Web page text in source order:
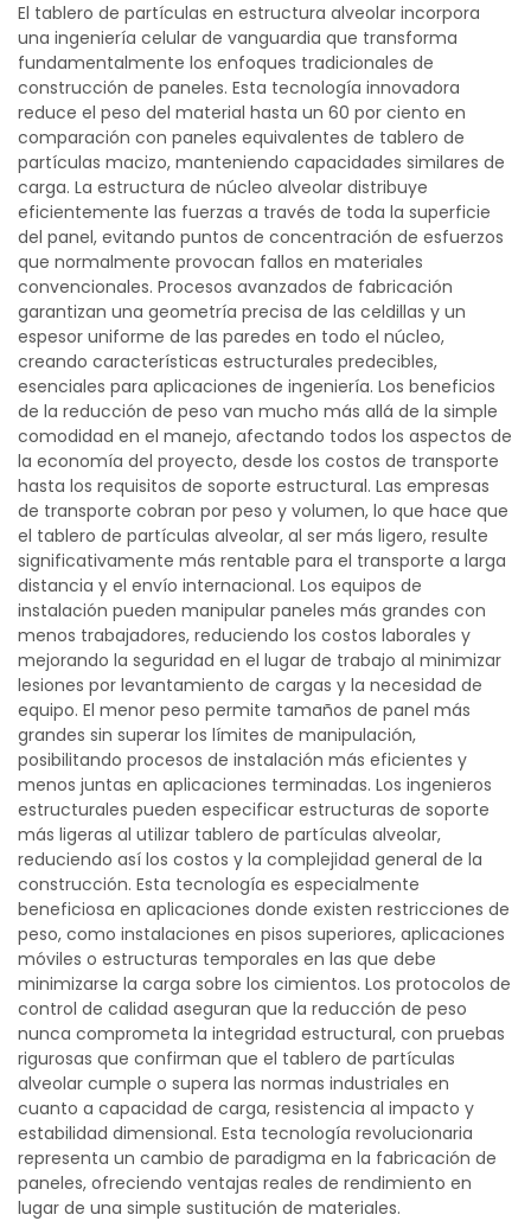
El tablero de partículas en estructura alveolar incorpora
una ingeniería celular de vanguardia que transforma
fundamentalmente los enfoques tradicionales de
construcción de paneles. Esta tecnología innovadora
reduce el peso del material hasta un 60 por ciento en
comparación con paneles equivalentes de tablero de
partículas macizo, manteniendo capacidades similares de
carga. La estructura de núcleo alveolar distribuye
eficientemente las fuerzas a través de toda la superficie
del panel, evitando puntos de concentración de esfuerzos
que normalmente provocan fallos en materiales
convencionales. Procesos avanzados de fabricación
garantizan una geometría precisa de las celdillas y un
espesor uniforme de las paredes en todo el núcleo,
creando características estructurales predecibles,
esenciales para aplicaciones de ingeniería. Los beneficios
de la reducción de peso van mucho más allá de la simple
comodidad en el manejo, afectando todos los aspectos de
la economía del proyecto, desde los costos de transporte
hasta los requisitos de soporte estructural. Las empresas
de transporte cobran por peso y volumen, lo que hace que
el tablero de partículas alveolar, al ser más ligero, resulte
significativamente más rentable para el transporte a larga
distancia y el envío internacional. Los equipos de
instalación pueden manipular paneles más grandes con
menos trabajadores, reduciendo los costos laborales y
mejorando la seguridad en el lugar de trabajo al minimizar
lesiones por levantamiento de cargas y la necesidad de
equipo. El menor peso permite tamaños de panel más
grandes sin superar los límites de manipulación,
posibilitando procesos de instalación más eficientes y
menos juntas en aplicaciones terminadas. Los ingenieros
estructurales pueden especificar estructuras de soporte
más ligeras al utilizar tablero de partículas alveolar,
reduciendo así los costos y la complejidad general de la
construcción. Esta tecnología es especialmente
beneficiosa en aplicaciones donde existen restricciones de
peso, como instalaciones en pisos superiores, aplicaciones
móviles o estructuras temporales en las que debe
minimizarse la carga sobre los cimientos. Los protocolos de
control de calidad aseguran que la reducción de peso
nunca comprometa la integridad estructural, con pruebas
rigurosas que confirman que el tablero de partículas
alveolar cumple o supera las normas industriales en
cuanto a capacidad de carga, resistencia al impacto y
estabilidad dimensional. Esta tecnología revolucionaria
representa un cambio de paradigma en la fabricación de
paneles, ofreciendo ventajas reales de rendimiento en
lugar de una simple sustitución de materiales.